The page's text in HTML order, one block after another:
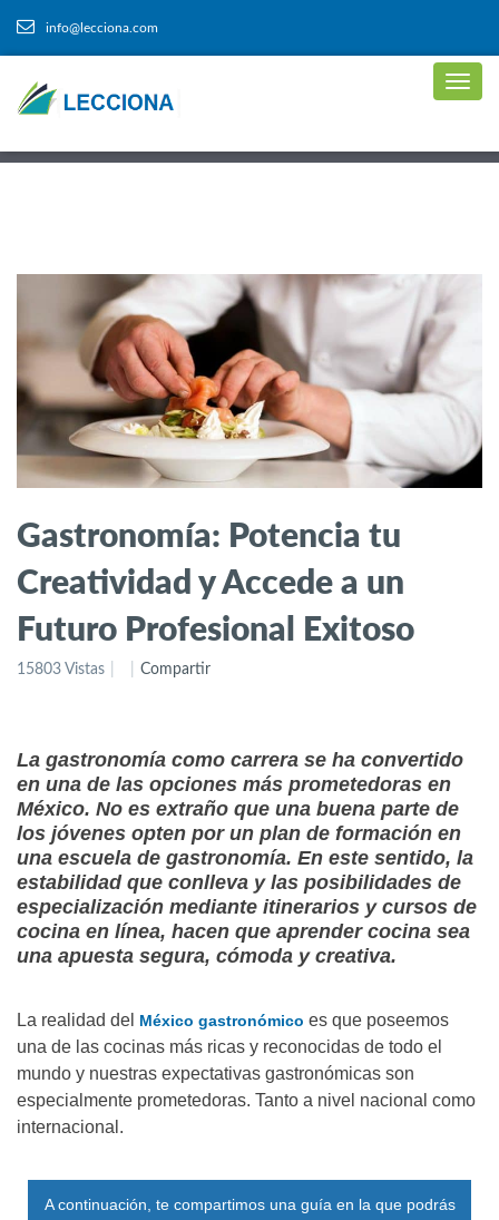
info@lecciona.com
Gastronomía: Potencia tu
Creatividad y Accede a un
Futuro Profesional Exitoso
15803 Vistas Compartir
La gastronomía como carrera se ha convertido
en una de las opciones más prometedoras en
México. No es extraño que una buena parte de
los jóvenes opten por un plan de formación en
una escuela de gastronomía. En este sentido, la
estabilidad que conlleva y las posibilidades de
especialización mediante itinerarios y cursos de
cocina en línea, hacen que aprender cocina sea
una apuesta segura, cómoda y creativa.
La realidad del México gastronómico es que poseemos
una de las cocinas más ricas y reconocidas de todo el
mundo y nuestras expectativas gastronómicas son
especialmente prometedoras. Tanto a nivel nacional como
internacional.
A continuación, te compartimos una guía en la que podrás